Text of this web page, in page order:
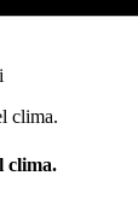
clima.